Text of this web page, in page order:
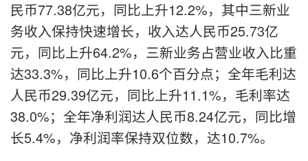
民币77.38亿元，同比上升12.2%，其中三新业
务收入保持快速增长，收入达人民币25.73亿
元，同比上升64.2%，三新业务占营业收入比重
达33.3%，同比上升10.6个百分点；全年毛利达
人民币29.39亿元，同比上升11.1%，毛利率达
38.0%；全年净利润达人民币8.24亿元，同比增
长5.4%，净利润率保持双位数，达10.7%。